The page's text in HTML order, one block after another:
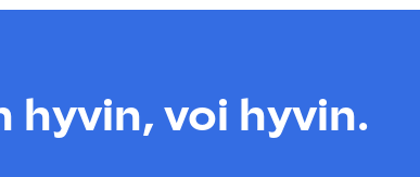
voi hyvin.